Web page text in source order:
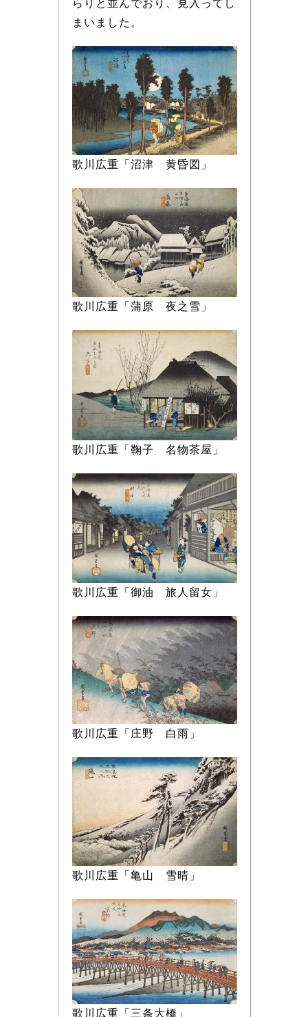
らりと並んでおり、見入ってし
まいました。
歌川広重「沼津 黄昏図」
歌川広重「蒲原 夜之雪」
歌川広重「鞠子 名物茶屋」
歌川広重「御油 旅人留女」
歌川広重「庄野 白雨」
歌川広重「亀山 雪晴」
歌川広重「三条大橋」